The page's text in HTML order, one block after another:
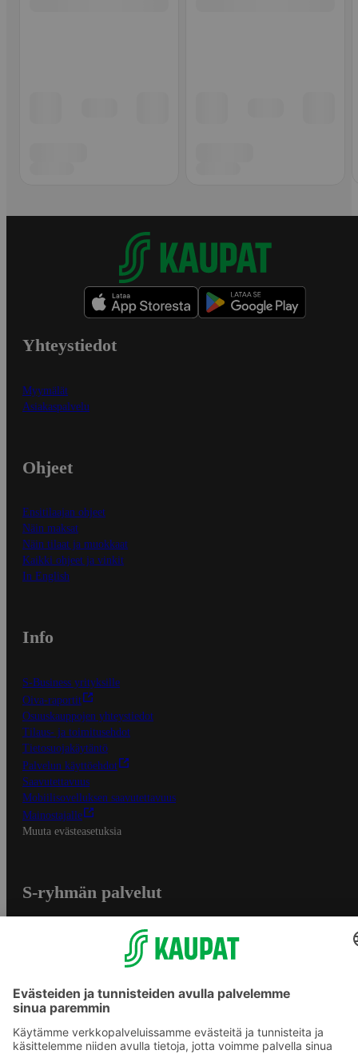
Yhteystiedot
Myymälät
Asiakaspalvelu
Ohjeet
Ensitilaajan ohjeet
Näin maksat
Näin tilaat ja muokkaat
Kaikki ohjeet ja vinkit
In English
Info
S-Business yrityksille
Oiva-raportit
Osuuskauppojen yhteystiedot
Tilaus- ja toimitusehdot
Tietosuojakäytäntö
Palvelun käyttöehdot
Saavutettavuus
Mobiilisovelluksen saavutettavuus
Mainostajalle
Muuta evästeasetuksia
S-ryhmän palvelut
S-ostoslista -sovellus
Prisma.fi
Sokos.fi
S-Pankki